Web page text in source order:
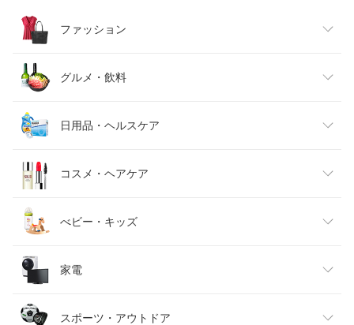
ファッション
レディースファッション
メンズファッション
キッズファッション
ベビーファッション
インナー・下着・ナイトウェア
バッグ・小物・ブランド雑貨
グルメ・飲料
食品
スイーツ・お菓子
水・ソフトドリンク
ビール・洋酒
ワイン
日用品・ヘルスケア
日用品雑貨・文房具・手芸
ダイエット・健康
医薬品・コンタクト・介護
コスメ・ヘアケア
美容・コスメ・香水
べビー・キッズ
キッズ・ベビー・マタニティ
おもちゃ
家電
家電
スポーツ・アウトドア